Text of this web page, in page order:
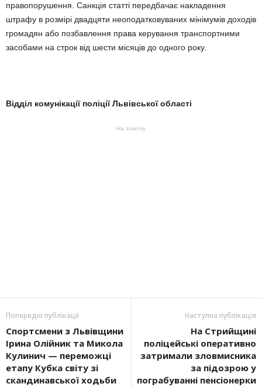
правопорушення. Санкція статті передбачає накладення
штрафу в розмірі двадцяти неоподатковуваних мінімумів доходів
громадян або позбавлення права керування транспортними
засобами на строк від шести місяців до одного року.
Відділ комунікації поліції Львівської області
На замітку
Попередні публікації
Спортсмени з Львівщини
Ірина Олійник та Микола
Кулинич — переможці
етапу Кубка світу зі
скандинавської ходьби
Наступна публікація
На Стрийщині
поліцейські оперативно
затримали зловмисника
за підозрою у
пограбуванні пенсіонерки